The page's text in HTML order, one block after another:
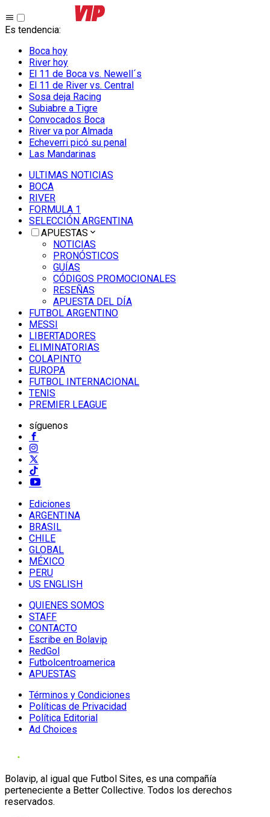
Es tendencia:
Boca hoy
River hoy
El 11 de Boca vs. Newell´s
El 11 de River vs. Central
Sosa deja Racing
Subiabre a Tigre
Convocados Boca
River va por Almada
Echeverri picó su penal
Las Mandarinas
ULTIMAS NOTICIAS
BOCA
RIVER
FORMULA 1
SELECCIÓN ARGENTINA
APUESTAS
NOTICIAS
PRONÓSTICOS
GUÍAS
CÓDIGOS PROMOCIONALES
RESEÑAS
APUESTA DEL DÍA
FUTBOL ARGENTINO
MESSI
LIBERTADORES
ELIMINATORIAS
COLAPINTO
EUROPA
FUTBOL INTERNACIONAL
TENIS
PREMIER LEAGUE
síguenos
Ediciones
ARGENTINA
BRASIL
CHILE
GLOBAL
MÉXICO
PERU
US ENGLISH
QUIENES SOMOS
STAFF
CONTACTO
Escribe en Bolavip
RedGol
Futbolcentroamerica
APUESTAS
Términos y Condiciones
Políticas de Privacidad
Política Editorial
Ad Choices
Bolavip, al igual que Futbol Sites, es una compañía
perteneciente a Better Collective. Todos los derechos
reservados.